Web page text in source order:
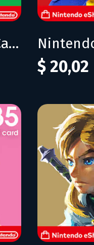
Nintendo eShop Card 10$ (USA)
$ 20,02